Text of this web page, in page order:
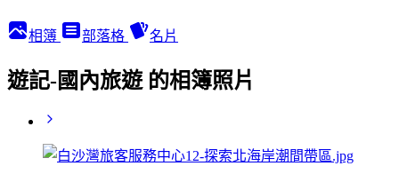
相簿 部落格 名片
遊記-國內旅遊 的相簿照片